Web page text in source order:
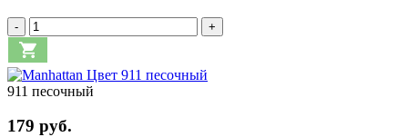
- +
911 песочный
179 руб.